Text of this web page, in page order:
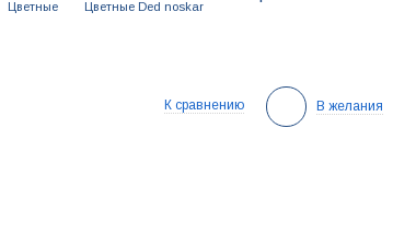
Цветные Цветные Ded noskar
К сравнению В желания